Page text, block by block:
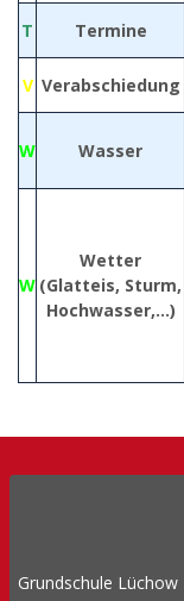
T
Termine
V Verabschiedung
W Wasser
W
Wetter
(Glatteis, Sturm,
Hochwasser,…)
Grundschule Lüchow